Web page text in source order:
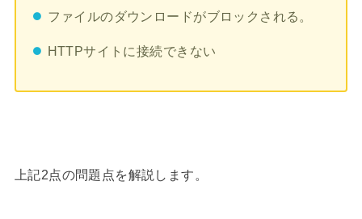
ファイルのダウンロードがブロックされる。
HTTPサイトに接続できない
上記2点の問題点を解説します。